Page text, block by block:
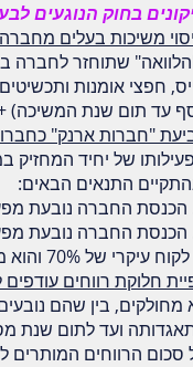
בחוק הנוגעים
משיכות בעלים
שתוחזר לחברה
חפצי אומנות
עד תום שנת המשיכה) +
"חברות ארנק"
של יחיד המחזיק
התנאים הבאים:
הכנסת החברה נובעת
הכנסת החברה נובעת
עיקרי של 70% והוא מעסיק פחות מ-4 עובדים.
חלוקת רווחים
מחולקים, בין שהם
ועד לתום שנת מס
סכום הרווחים המותרים